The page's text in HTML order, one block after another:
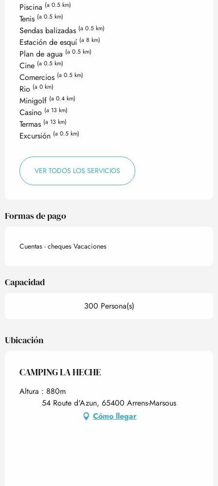
Piscina (a 0.5 km)
Tenis (a 0.5 km)
Sendas balizadas (a 0.5 km)
Estación de esquí (a 8 km)
Plan de agua (a 0.5 km)
Cine (a 0.5 km)
Comercios (a 0.5 km)
Rio (a 0 km)
Minigolf (a 0.4 km)
Casino (a 13 km)
Termas (a 13 km)
Excursión (a 0.5 km)
VER TODOS LOS SERVICIOS
Formas de pago
Cuentas - cheques Vacaciones
Capacidad
300 Persona(s)
Ubicación
CAMPING LA HECHE
Altura : 880m
54 Route d'Azun, 65400 Arrens-Marsous
Cómo llegar